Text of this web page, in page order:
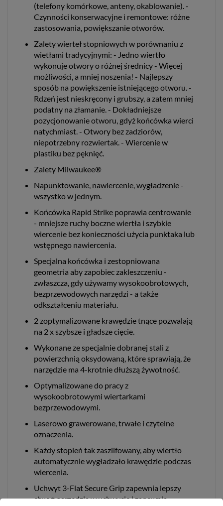
(telefony komórkowe, anteny, okablowanie). -
Czynności konserwacyjne i remontowe: różne
zastosowania, powiększanie otworów.
Zalety wierteł stopniowych w porównaniu z
wietłami tradycyjnymi: - Jedno wiertło
wykonuje otwory o różnej średnicy - Więcej
możliwości, a mniej noszenia! - Najlepszy
sposób na powiększenie istniejącego otworu. -
Rdzeń jest nieskręcony i grubszy, a zatem mniej
podatny na złamanie. - Dokładniejsze
pozycjonowanie otworu, gdyż końcówka wierci
natychmiast. - Otwory bez zadziorów,
niepotrzebny rozwiertak. - Wiercenie w
plastiku bez pęknięć.
Zalety Milwaukee®
Napunktowanie, nawiercenie, wygładzenie -
wszystko w jednym.
Końcówka Rapid Strike poprawia centrowanie
- mniejsze ruchy boczne wiertła i szybkie
wiercenie bez konieczności użycia punktaka lub
wstępnego nawiercenia.
Specjalna końcówka i zestopniowana
geometria aby zapobiec zakleszczeniu -
zwłaszcza, gdy używamy wysokoobrotowych,
bezprzewodowych narzędzi - a także
odkształceniu materiału.
2 zoptymalizowane krawędzie tnące pozwalają
na 2 x szybsze i gładsze cięcie.
Wykonane ze specjalnie dobranej stali z
powierzchnią oksydowaną, które sprawiają, że
narzędzie ma 4-krotnie dłuższą żywotność.
Optymalizowane do pracy z
wysokoobrotowymi wiertarkami
bezprzewodowymi.
Laserowo grawerowane, trwałe i czytelne
oznaczenia.
Każdy stopień tak zaszlifowany, aby wiertło
automatycznie wygładzało krawędzie podczas
wiercenia.
Uchwyt 3-Flat Secure Grip zapewnia lepszy
chwyt narzędzia w uchwycie i zapewnia